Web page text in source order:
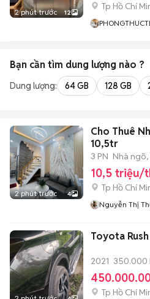
2 phút trước 12
Tp Hồ Chí
Bạn cần tìm dung lượng nào ?
Dung lượng: 64 GB 128 GB
2 phút trước 4
Cho Thuê
10,5tr
3 PN Nhà ngõ,
10,5 triệu/
Tp Hồ Chí
Nguyễn Thị
Toyota
2021 350.000
Tp Hồ Chí